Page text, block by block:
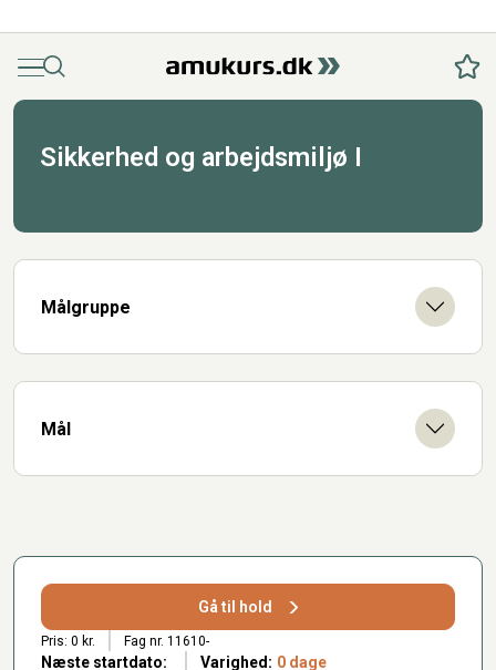
MenuSøg
Sikkerhed og arbejdsmiljø I
Målgruppe
Mål
Gå til hold
Pris: 0 kr. Fag nr. 11610-
Næste startdato: Varighed: 0 dage